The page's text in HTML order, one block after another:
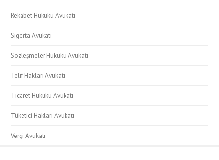
Rekabet Hukuku Avukatı
Sigorta Avukati
Sözleşmeler Hukuku Avukatı
Telif Hakları Avukatı
Ticaret Hukuku Avukatı
Tüketici Hakları Avukatı
Vergi Avukatı